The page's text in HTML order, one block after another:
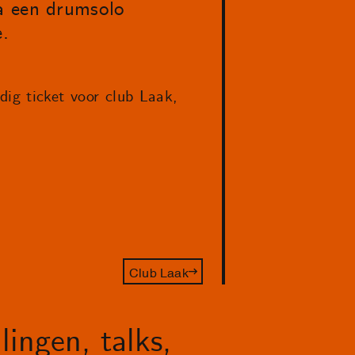
drumsolo
ticket voor club Laak,
Club Laak
talks,